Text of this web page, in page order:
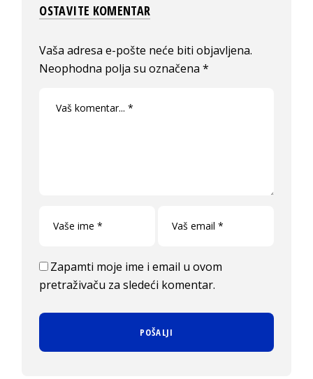
OSTAVITE KOMENTAR
Vaša adresa e-pošte neće biti objavljena.
Neophodna polja su označena*
Zapamti moje ime i email u ovom
pretraživaču za sledeći komentar.